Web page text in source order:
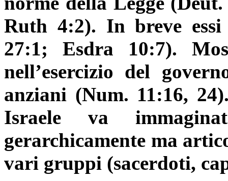
Ruth 4:2). In breve
27:1; Esdra 10:7).
nell’esercizio del
anziani (Num. 11:16,
Israele va
gerarchicamente ma
vari gruppi (sacerdoti,